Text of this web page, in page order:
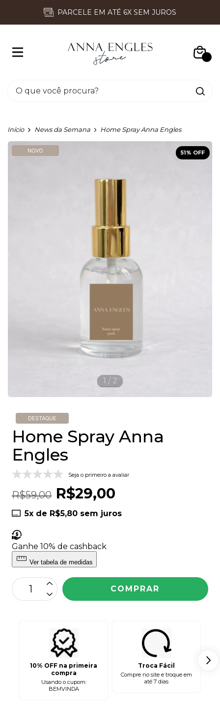
PARCELE EM ATÉ 6X SEM JUROS
Início News da Semana Home Spray Anna Engles
51% OFF
NOVO
1 / 2
DESTAQUE
Home Spray Anna
Engles
Seja o primeiro a avaliar
R$59,00 R$29,00
5x de R$5,80 sem juros
Ganhe 10% de cashback
Ver tabela de medidas
10% OFF na primeira
compra
Usando o cupom:
BEMVINDA
Troca Fácil
Compre no site e troque em
até 7 dias